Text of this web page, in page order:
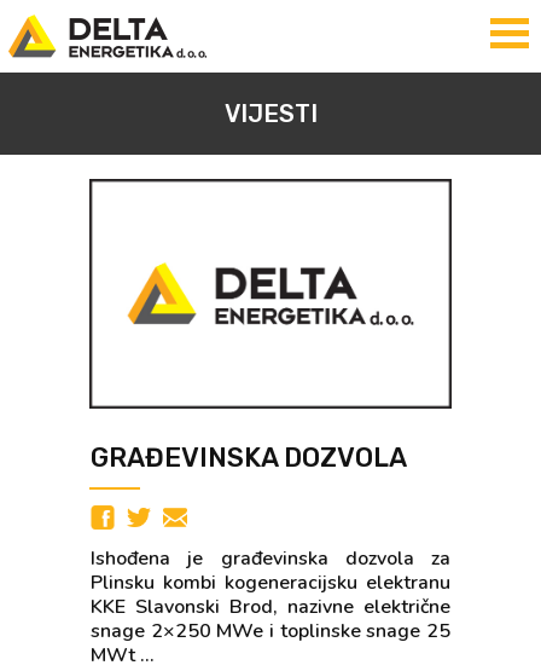
VIJESTI
GRAĐEVINSKA DOZVOLA
Ishođena je građevinska dozvola za
Plinsku kombi kogeneracijsku elektranu
KKE Slavonski Brod, nazivne električne
snage 2×250 MWe i toplinske snage 25
MWt ...